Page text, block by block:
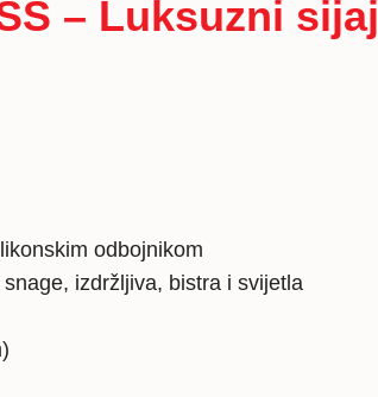
– Luksuzni sijaj
odbojnikom
izdržljiva, bistra i svijetla